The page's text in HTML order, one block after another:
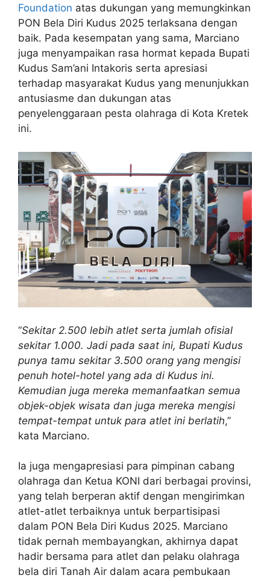
Foundation atas dukungan yang memungkinkan
PON Bela Diri Kudus 2025 terlaksana dengan
baik. Pada kesempatan yang sama, Marciano
juga menyampaikan rasa hormat kepada Bupati
Kudus Sam’ani Intakoris serta apresiasi
terhadap masyarakat Kudus yang menunjukkan
antusiasme dan dukungan atas
penyelenggaraan pesta olahraga di Kota Kretek
ini.
“Sekitar 2.500 lebih atlet serta jumlah ofisial
sekitar 1.000. Jadi pada saat ini, Bupati Kudus
punya tamu sekitar 3.500 orang yang mengisi
penuh hotel-hotel yang ada di Kudus ini.
Kemudian juga mereka memanfaatkan semua
objek-objek wisata dan juga mereka mengisi
tempat-tempat untuk para atlet ini berlatih,”
kata Marciano.
Ia juga mengapresiasi para pimpinan cabang
olahraga dan Ketua KONI dari berbagai provinsi,
yang telah berperan aktif dengan mengirimkan
atlet-atlet terbaiknya untuk berpartisipasi
dalam PON Bela Diri Kudus 2025. Marciano
tidak pernah membayangkan, akhirnya dapat
hadir bersama para atlet dan pelaku olahraga
bela diri Tanah Air dalam acara pembukaan